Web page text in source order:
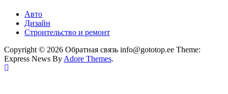
Авто
Дизайн
Строительство и ремонт
Copyright © 2026 Обратная связь info@gototop.ee Theme:
Express News By Adore Themes.